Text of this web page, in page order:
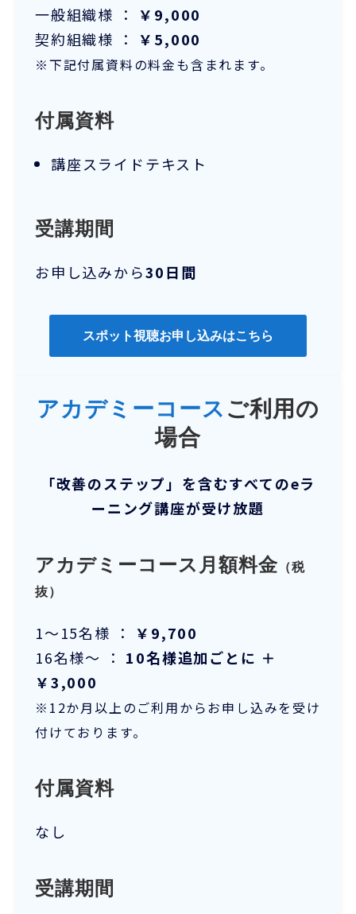
一般組織様 ： ￥9,000
契約組織様 ： ￥5,000
※下記付属資料の料金も含まれます。
付属資料
講座スライドテキスト
受講期間
お申し込みから30日間
スポット視聴お申し込みはこちら
アカデミーコース ご利用の
場合
「改善のステップ」を含むすべてのeラ
ーニング講座が受け放題
アカデミーコース月額料金 （税
抜）
1～15名様 ：
￥9,700
16名様～ ： 10名様追加ごとに ＋
￥3,000
※12か月以上のご利用からお申し込みを受け
付けております。
付属資料
なし
受講期間